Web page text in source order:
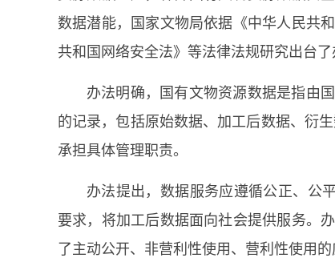
数据潜能，国家文物局依据《中华人民共
共和国网络安全法》等法律法规研究出台了
办法明确，国有文物资源数据是指由
的记录，包括原始数据、加工后数据、衍
承担具体管理职责。
办法提出，数据服务应遵循公正、公
要求，将加工后数据面向社会提供服务。
了主动公开、非营利性使用、营利性使用的